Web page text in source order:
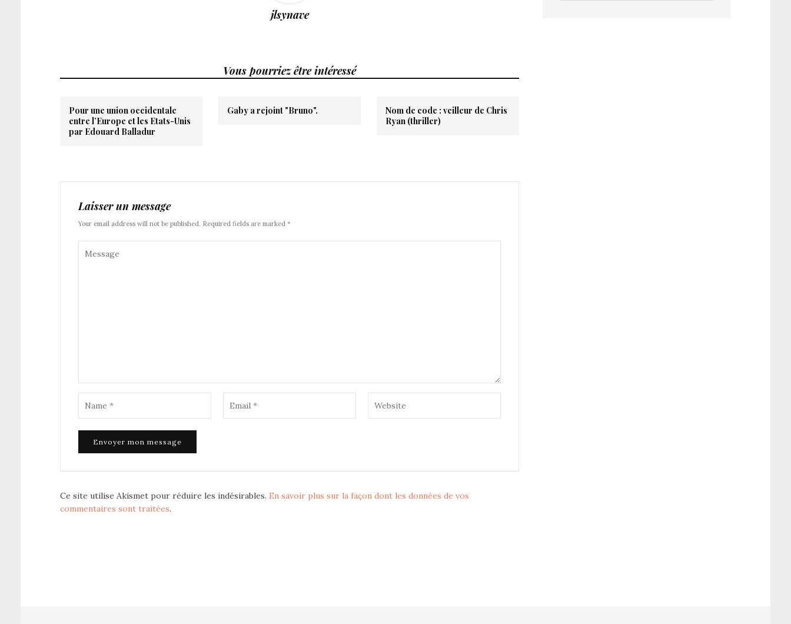
jlsynave
Vous pourriez être intéressé
Pour une union occidentale
entre l’Europe et les Etats-Unis
par Edouard Balladur
Gaby a rejoint "Bruno".
Nom de code : veilleur de Chris
Ryan (thriller)
Laisser un message
Your email address will not be published. Required fields are marked *
Ce site utilise Akismet pour réduire les indésirables. En savoir plus sur la façon dont les données de vos
commentaires sont traitées.